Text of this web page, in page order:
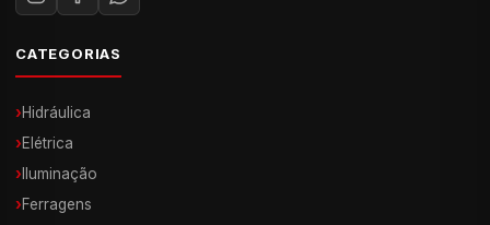
CATEGORIAS
›Hidráulica
›Elétrica
› Iluminação
›Ferragens